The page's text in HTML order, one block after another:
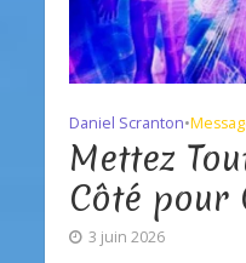
Daniel Scranton•
Mettez
Côté pour
3 juin 2026